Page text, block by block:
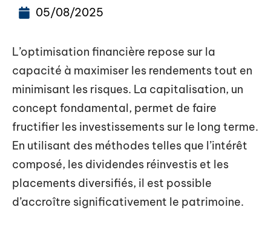
05/08/2025
L’optimisation financière repose sur la
capacité à maximiser les rendements tout en
minimisant les risques. La capitalisation, un
concept fondamental, permet de faire
fructifier les investissements sur le long terme.
En utilisant des méthodes telles que l’intérêt
composé, les dividendes réinvestis et les
placements diversifiés, il est possible
d’accroître significativement le patrimoine.